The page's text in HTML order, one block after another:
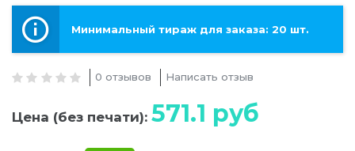
Минимальный тираж для заказа: 20 шт.
0 отзывов Написать отзыв
Цена (без печати): 571.1 руб